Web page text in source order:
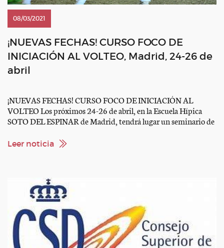
08/03/2021
¡NUEVAS FECHAS! CURSO FOCO DE
INICIACIÓN AL VOLTEO, Madrid, 24-26 de
abril
¡NUEVAS FECHAS! CURSO FOCO DE INICIACIÓN AL
VOLTEO Los próximos 24-26 de abril, en la Escuela Hípica
SOTO DEL ESPINAR de Madrid, tendrá lugar un seminario de
Continua, FOCO, coordinados por el CSD y la RFHE. El
Leer noticia